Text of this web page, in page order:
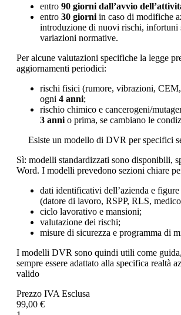
entro 90 giorni dall’avvio
entro 30 giorni in caso di modifiche
introduzione di nuovi rischi,
variazioni normative.
Per alcune valutazioni specifiche la legge
aggiornamenti periodici:
rischi fisici (rumore, vibrazioni,
ogni 4 anni;
rischio chimico e cancerogeni/
3 anni o prima, se cambiano le
Esiste un modello di DVR per specifici
Sì: modelli standardizzati sono disponibili,
Word. I modelli prevedono sezioni chiare
dati identificativi dell’azienda e figure
(datore di lavoro, RSPP, RLS,
ciclo lavorativo e mansioni;
valutazione dei rischi;
misure di sicurezza e programma di
I modelli DVR sono quindi utili come
sempre essere adattato alla specifica realtà
valido
Prezzo IVA Esclusa
99,00 €